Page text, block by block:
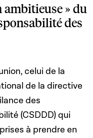
» du
des
celui de la
de la directive
des
(CSDDD) qui
à prendre en